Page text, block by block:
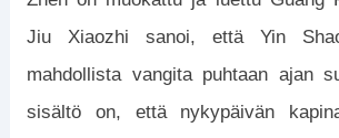
Jiu Xiaozhi sanoi, että Yin
mahdollista vangita puhtaan ajan
sisältö on, että nykypäivän